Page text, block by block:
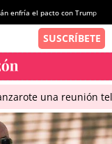
enfría el pacto con Trump
una reunión